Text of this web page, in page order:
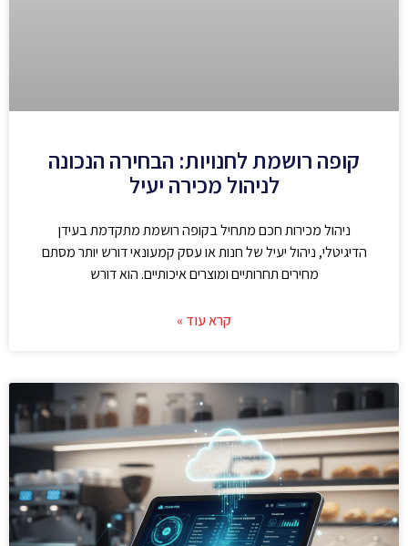
קופה רושמת לחנויות: הבחירה הנכונה
לניהול מכירה יעיל
ניהול מכירות חכם מתחיל בקופה רושמת מתקדמת בעידן
הדיגיטלי, ניהול יעיל של חנות או עסק קמעונאי דורש יותר מסתם
מחירים תחרותיים ומוצרים איכותיים. הוא דורש
קרא עוד »